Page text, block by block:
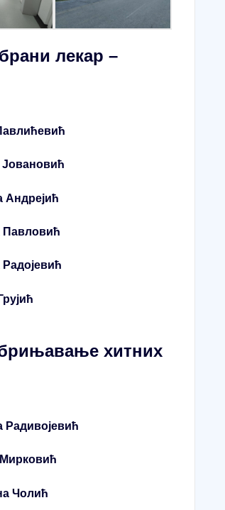
–
Андрејић
Павловић
хитних
Радивојевић
Чолић